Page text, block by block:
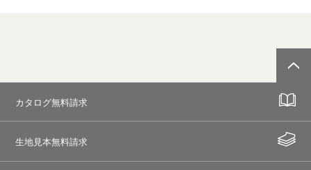
カタログ無料請求
生地見本無料請求